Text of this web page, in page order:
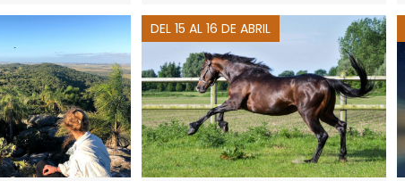
DEL 15 AL 16 DE ABRIL